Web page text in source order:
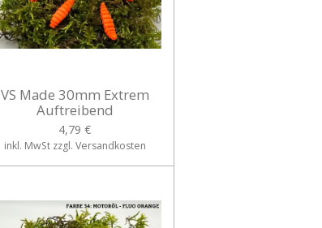
VS Made 30mm Extrem
Auftreibend
4,79 €
inkl. MwSt zzgl. Versandkosten